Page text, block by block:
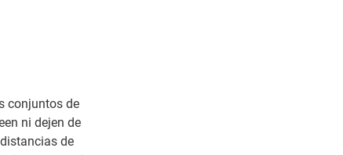
conjuntos de
ni dejen de
de